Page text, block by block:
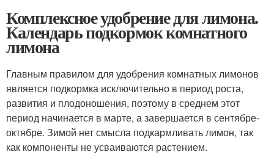
Комплексное удобрение для лимона.
Календарь подкормок комнатного
лимона
Главным правилом для удобрения комнатных лимонов
является подкормка исключительно в период роста,
развития и плодоношения, поэтому в среднем этот
период начинается в марте, а завершается в сентябре-
октябре. Зимой нет смысла подкармливать лимон, так
как компоненты не усваиваются растением.